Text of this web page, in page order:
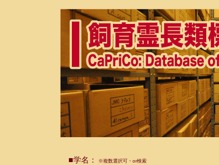
■学名： ※複数選択可・or検索